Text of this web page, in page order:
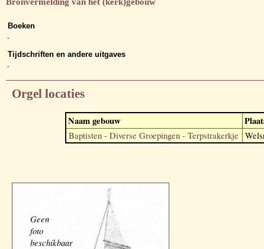
Boeken
-
Tijdschriften en andere uitgaves
-
Orgel locaties
Naam gebouw
Baptisten - Diverse Groepingen - Terpstrakerkje
Geen
foto
beschikbaar